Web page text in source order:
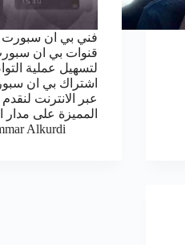
فني بي ان سبورت
قنوات بي ان
لتسهيل عملية
اشتراك بي ان
عبر الانترنت
المميزة على
Alkurdi